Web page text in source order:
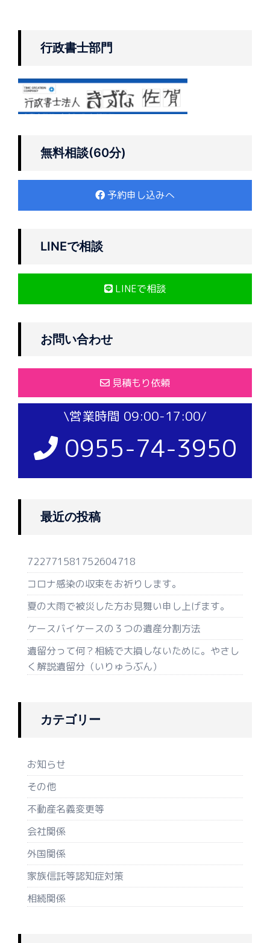
行政書士部門
無料相談(60分)
予約申し込みへ
LINEで相談
LINEで相談
お問い合わせ
見積もり依頼
\営業時間 09:00-17:00/
0955-74-3950
最近の投稿
722771581752604718
コロナ感染の収束をお祈りします。
夏の大雨で被災した方お見舞い申し上げます。
ケースバイケースの３つの遺産分割方法
遺留分って何？相続で大損しないために。やさし
く解説遺留分（いりゅうぶん）
カテゴリー
お知らせ
その他
不動産名義変更等
会社関係
外国関係
家族信託等認知症対策
相続関係